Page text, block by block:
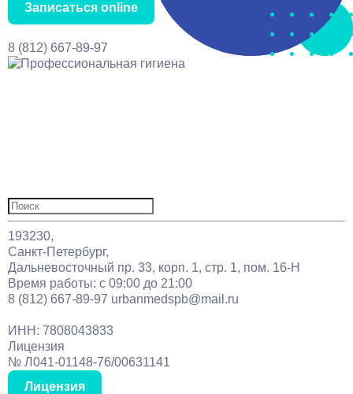
Записаться online
8 (812) 667-89-97
Найти:
193230,
Санкт-Петербург,
Дальневосточный пр. 33, корп. 1, стр. 1, пом. 16-Н
Время работы: с 09:00 до 21:00
8 (812) 667-89-97 urbanmedspb@mail.ru
ИНН: 7808043833
Лицензия
№ Л041-01148-76/00631141
Лицензия